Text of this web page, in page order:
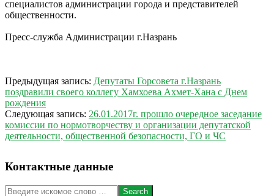
специалистов администрации города и представителей
общественности.
Пресс-служба Администрации г.Назрань
2017-
01-
23
Предыдущая запись: Депутаты Горсовета г.Назрань
поздравили своего коллегу Хамхоева Ахмет-Хана с Днем
рождения
Следующая запись: 26.01.2017г. прошло очередное заседание
комиссии по нормотворчеству и организации депутатской
деятельности, общественной безопасности, ГО и ЧС
Контактные данные
Search